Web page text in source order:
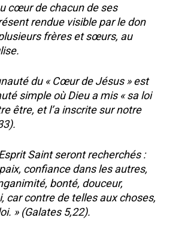
cœur de chacun de ses
rendue visible par le don
frères et sœurs, au
du « Cœur de Jésus » est
simple où Dieu a mis « sa loi
être, et l’a inscrite sur notre
Saint seront recherchés :
confiance dans les autres,
bonté, douceur,
car contre de telles aux choses,
» (Galates 5,22).